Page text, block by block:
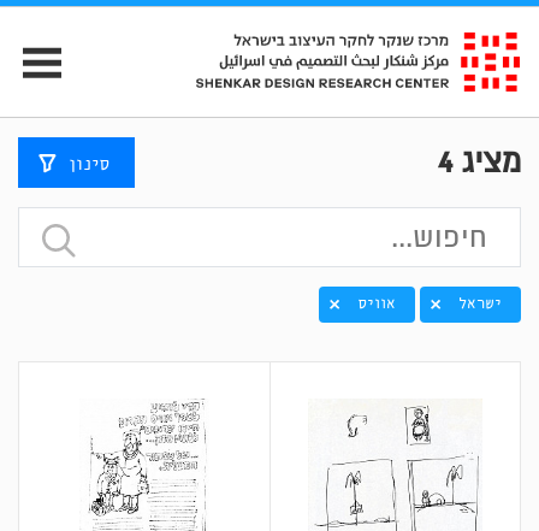
מציג4 סינון
ישראל אוויס